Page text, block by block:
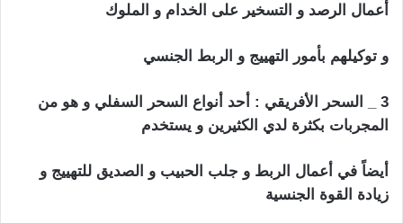
أعمال الرصد و التسخير على الخدام و الملوك
و توكيلهم بأمور التهييج و الربط الجنسي
3 _ السحر الأفريقي : أحد أنواع السحر السفلي و هو من
المجربات بكثرة لدي الكثيرين و يستخدم
أيضاً في أعمال الربط و جلب الحبيب و الصديق للتهييج و
زيادة القوة الجنسية